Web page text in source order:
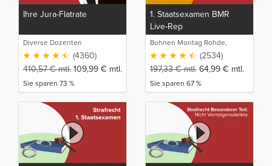
Ihre Jura-Flatrate
Diverse Dozenten
(4360)
410,57€mtl. 109,99 € mtl.
Sie sparen 73 %
1. Staatsexamen BMR
Live-Rep
Bohnen Montag Rohde,
Juristische Intensivlehrgänge
(2534)
197,33€mtl. 64,99 € mtl.
Sie sparen 67 %